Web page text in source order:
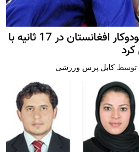
اجمل فیض زاده جودوکار افغانستان در 17 ثانیه با
توسط کابل پرس ورزشی